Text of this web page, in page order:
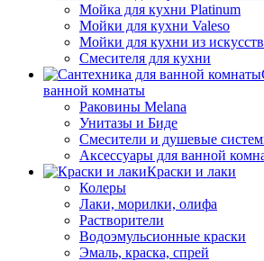
Мойка для кухни Platinum
Мойки для кухни Valeso
Мойки для кухни из
Смесителя для кухни
ванной комнаты
Раковины Melana
Унитазы и Биде
Смесители и душевые
Аксессуары для ванной
Краски и лаки
Колеры
Лаки, морилки, олифа
Растворители
Водоэмульсионные краски
Эмаль, краска, спрей